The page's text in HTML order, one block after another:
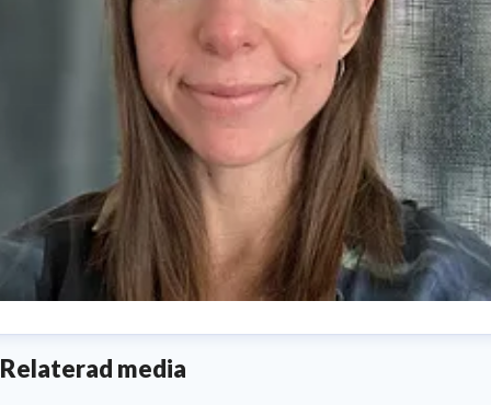
Wredler Wennström
Relaterad media